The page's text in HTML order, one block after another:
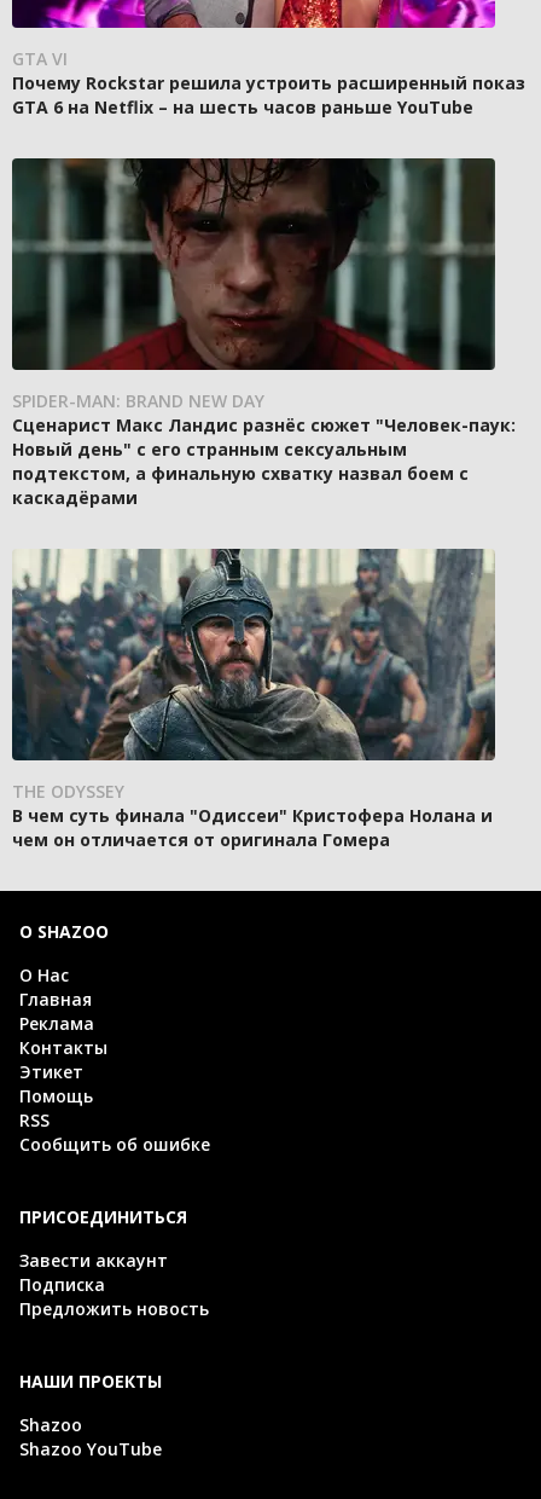
GTA VI
Почему Rockstar решила устроить расширенный показ
GTA 6 на Netflix – на шесть часов раньше YouTube
SPIDER-MAN: BRAND NEW DAY
Сценарист Макс Ландис разнёс сюжет "Человек-паук:
Новый день" с его странным сексуальным
подтекстом, а финальную схватку назвал боем с
каскадёрами
THE ODYSSEY
В чем суть финала "Одиссеи" Кристофера Нолана и
чем он отличается от оригинала Гомера
О SHAZOO
О Нас
Главная
Реклама
Контакты
Этикет
Помощь
RSS
Сообщить об ошибке
ПРИСОЕДИНИТЬСЯ
Завести аккаунт
Подписка
Предложить новость
НАШИ ПРОЕКТЫ
Shazoo
Shazoo YouTube